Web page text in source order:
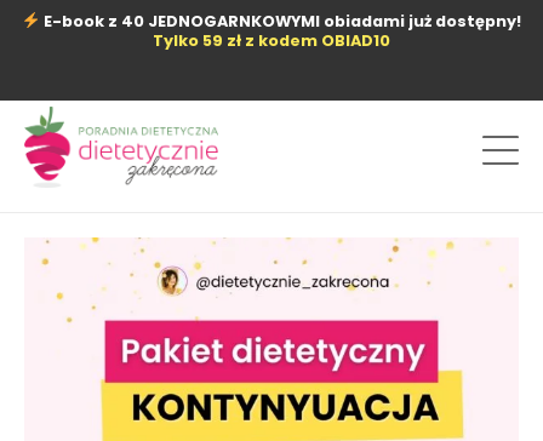
PrzejdźE-book z 40 JEDNOGARNKOWYMI obiadami już dostępny!
Tylko 59 zł z kodem OBIAD10